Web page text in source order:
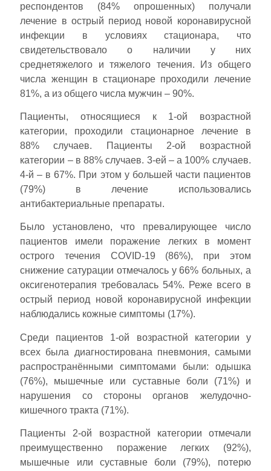
респондентов (84% опрошенных) получали
лечение в острый период новой коронавирусной
инфекции в условиях стационара, что
свидетельствовало о наличии у них
среднетяжелого и тяжелого течения. Из общего
числа женщин в стационаре проходили лечение
81%, а из общего числа мужчин – 90%.
Пациенты, относящиеся к 1-ой возрастной
категории, проходили стационарное лечение в
88% случаев. Пациенты 2-ой возрастной
категории – в 88% случаев. 3-ей – а 100% случаев.
4-й – в 67%. При этом у большей части пациентов
(79%) в лечение использовались
антибактериальные препараты.
Было установлено, что превалирующее число
пациентов имели поражение легких в момент
острого течения COVID-19 (86%), при этом
снижение сатурации отмечалось у 66% больных, а
оксигенотерапия требовалась 54%. Реже всего в
острый период новой коронавирусной инфекции
наблюдались кожные симптомы (17%).
Среди пациентов 1-ой возрастной категории у
всех была диагностирована пневмония, самыми
распространёнными симптомами были: одышка
(76%), мышечные или суставные боли (71%) и
нарушения со стороны органов желудочно-
кишечного тракта (71%).
Пациенты 2-ой возрастной категории отмечали
преимущественно поражение легких (92%),
мышечные или суставные боли (79%), потерю